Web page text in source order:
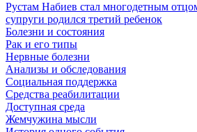
Рустам Набиев стал многодетным
супруги родился третий ребенок
Болезни и состояния
Рак и его типы
Нервные болезни
Анализы и обследования
Социальная поддержка
Средства реабилитации
Доступная среда
Жемчужина мысли